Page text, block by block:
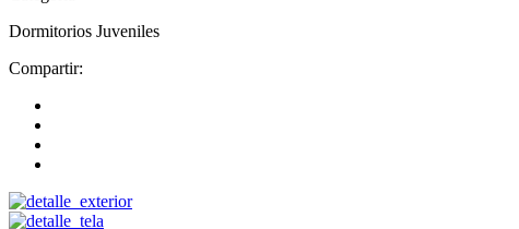
Dormitorios Juveniles
Compartir: